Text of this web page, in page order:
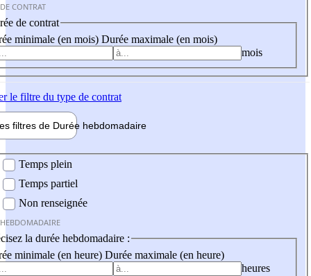
CONTRAT
de contrat
minimale (en mois) Durée maximale (en mois)
mois
le filtre du type de contrat
filtres de Durée hebdomadaire
Temps plein
Temps partiel
Non renseignée
la durée hebdomadaire :
minimale (en heure) Durée maximale (en heure)
heures